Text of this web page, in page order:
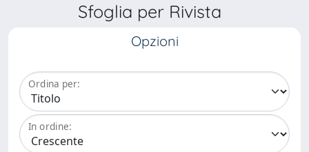
Sfoglia per Rivista
Opzioni
Ordina per:
In ordine: